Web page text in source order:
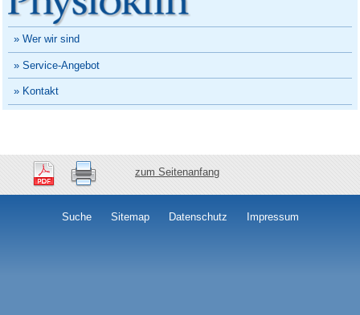
» Wer wir sind
» Service-Angebot
» Kontakt
zum Seitenanfang
Suche Sitemap Datenschutz Impressum